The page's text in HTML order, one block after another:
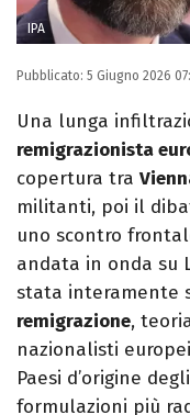
IPA
Pubblicato: 5 Giugno 2026
Una lunga
remigrazionista
copertura tra
militanti, poi il
uno scontro
andata in onda su
stata interamente
remigrazione,
nazionalisti
Paesi d’origine
formulazioni più